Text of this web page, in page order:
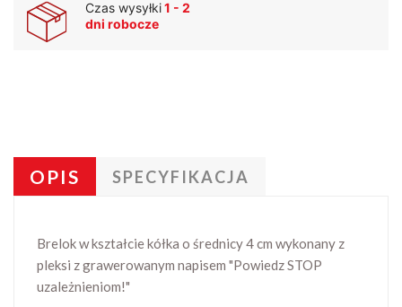
Czas wysyłki1 - 2
dni robocze
OPIS SPECYFIKACJA
Brelok w kształcie kółka o średnicy 4 cm wykonany z
pleksi z grawerowanym napisem "Powiedz STOP
uzależnieniom!"